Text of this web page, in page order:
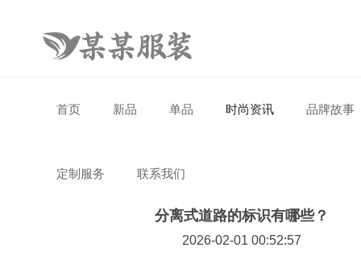
首页 新品 单品 时尚资讯 品牌故事
定制服务 联系我们
分离式道路的标识有哪些？
2026-02-01 00:52:57